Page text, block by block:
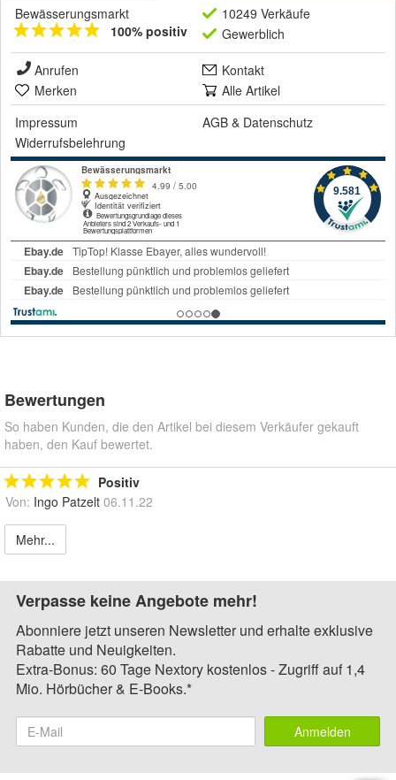
Bewässerungsmarkt
100% positiv
10249 Verkäufe
Gewerblich
Anrufen
Kontakt
Merken
Alle Artikel
Impressum
AGB & Datenschutz
Widerrufsbelehrung
Bewertungen
So haben Kunden, die den Artikel bei diesem Verkäufer gekauft
haben, den Kauf bewertet.
Positiv
Von: Ingo Patzelt 06.11.22
Mehr...
Verpasse keine Angebote mehr!
Abonniere jetzt unseren Newsletter und erhalte exklusive
Rabatte und Neuigkeiten.
Extra-Bonus: 60 Tage Nextory kostenlos - Zugriff auf 1,4
Mio. Hörbücher & E-Books.*
Anmelden